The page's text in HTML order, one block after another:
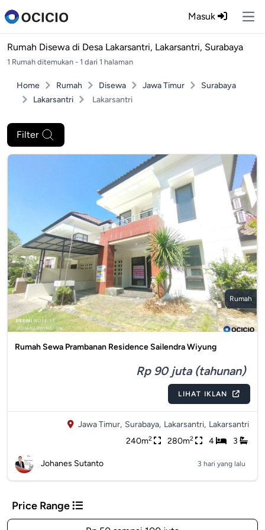
Masuk
Rumah Disewa di Desa Lakarsantri, Lakarsantri, Surabaya
1 Rumah ditemukan - 1 dari 1 halaman
Home Rumah Disewa Jawa Timur
Surabaya
Lakarsantri
Lakarsantri
Filter
Rumah
Rumah Sewa Prambanan Residence Sailendra Wiyung
Rp 90 juta (tahunan)
LIHAT IKLAN
Jawa Timur, Surabaya, Lakarsantri, Lakarsantri
240m2 280m2 4 3
Johanes Sutanto 3 hari yang lalu
Price Range